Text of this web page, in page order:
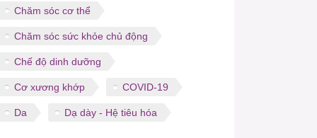
Chăm sóc cơ thể
Chăm sóc sức khỏe chủ động
Chế độ dinh dưỡng
Cơ xương khớp COVID-19
Da Dạ dày - Hệ tiêu hóa